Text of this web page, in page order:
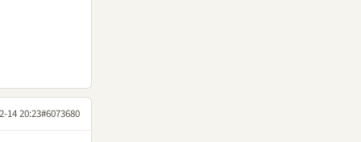
14 20:23#6073680